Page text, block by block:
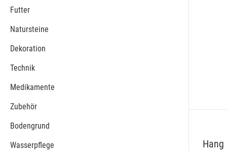
Dekoration
Wasserpflege
Zubehör
Bodengrund
Futter
Medikamente
Natursteine
Technik